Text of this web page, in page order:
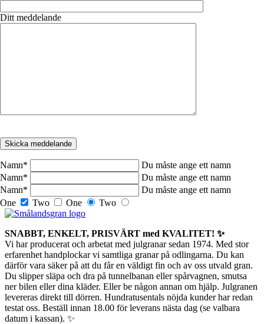
Ditt meddelande
Namn*
Du måste ange ett namn
Namn*
Du måste ange ett namn
Namn*
Du måste ange ett namn
One
Two One Two
SNABBT, ENKELT, PRISVÄRT med KVALITET! ✨
Vi har producerat och arbetat med julgranar sedan 1974. Med stor
erfarenhet handplockar vi samtliga granar på odlingarna. Du kan
därför vara säker på att du får en väldigt fin och av oss utvald gran.
Du slipper släpa och dra på tunnelbanan eller spårvagnen, smutsa
ner bilen eller dina kläder. Eller be någon annan om hjälp. Julgranen
levereras direkt till dörren. Hundratusentals nöjda kunder har redan
testat oss. Beställ innan 18.00 för leverans nästa dag (se valbara
datum i kassan). ✨